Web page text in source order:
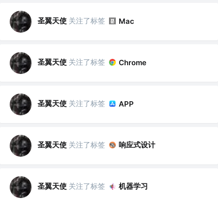
圣翼天使 关注了标签 Mac
圣翼天使 关注了标签 Chrome
圣翼天使 关注了标签 APP
圣翼天使 关注了标签 响应式设计
圣翼天使 关注了标签 机器学习